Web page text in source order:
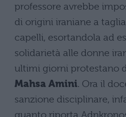
professore avrebbe
di origini iraniane a
capelli, esortandola ad
solidarietà alle donne
ultimi giorni protestano
Mahsa Amini. Ora il
sanzione disciplinare,
quanto riporta